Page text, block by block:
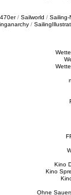
470er/ Sailworld / Sailing-
/
Kino
Kino
Ohne